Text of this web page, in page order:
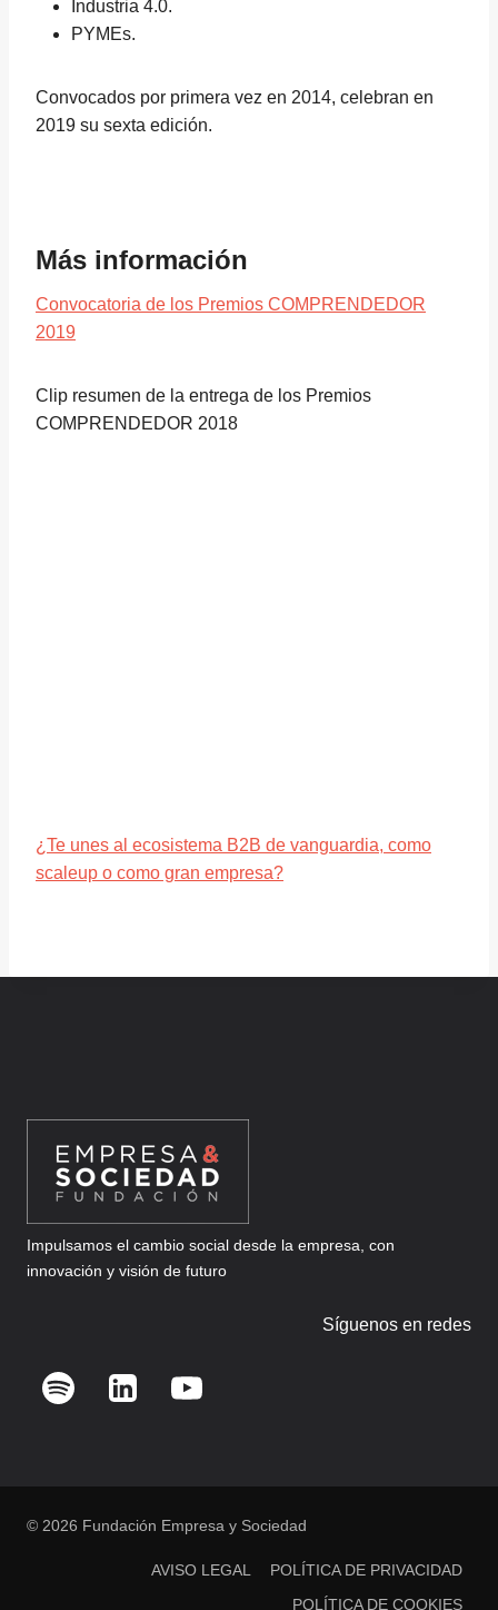
Industria 4.0.
PYMEs.
Convocados por primera vez en 2014, celebran en
2019 su sexta edición.
Más información
Convocatoria de los Premios COMPRENDEDOR
2019
Clip resumen de la entrega de los Premios
COMPRENDEDOR 2018
¿Te unes al ecosistema B2B de vanguardia, como
scaleup o como gran empresa?
Impulsamos el cambio social desde la empresa, con
innovación y visión de futuro
Síguenos en redes
© 2026 Fundación Empresa y Sociedad
AVISO LEGAL
POLÍTICA DE PRIVACIDAD
POLÍTICA DE COOKIES